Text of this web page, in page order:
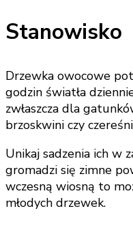
Stanowisko
Drzewka owocowe
godzin światła
zwłaszcza dla
brzoskwini czy
Unikaj sadzenia ich w
gromadzi się zimne
wczesną wiosną to
młodych drzewek.